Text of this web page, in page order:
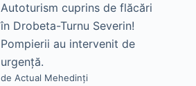
Autoturism cuprins de flăcări
în Drobeta-Turnu Severin!
Pompierii au intervenit de
urgență.
de Actual Mehedinți